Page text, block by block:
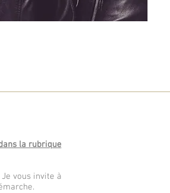
la rubrique
vous invite à